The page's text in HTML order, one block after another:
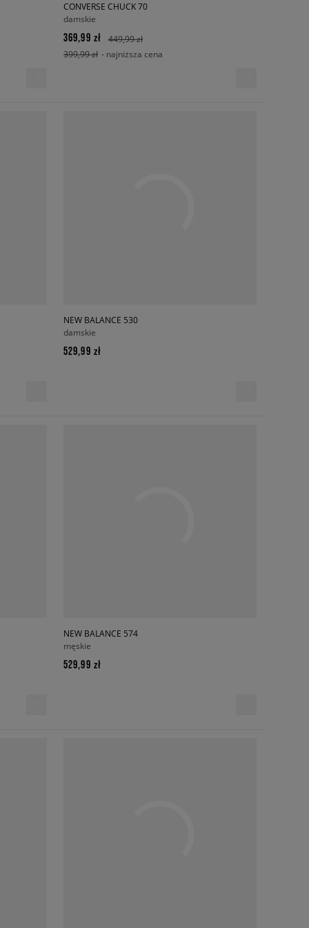
CONVERSE CHUCK 70
damskie
369,99 zł
449,99 zł
399,99 zł - najniższa cena
NEW BALANCE 530
damskie
529,99 zł
NEW BALANCE 574
męskie
529,99 zł